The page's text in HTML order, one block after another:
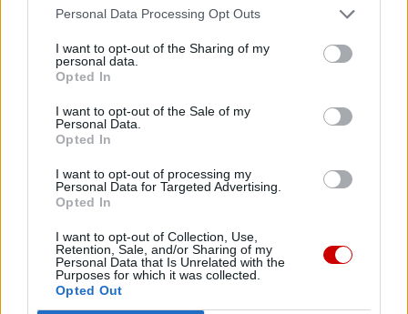
Personal Data Processing Opt Outs
I want to opt-out of the Sharing of my
personal data.
Opted In
I want to opt-out of the Sale of my
Personal Data.
Opted In
I want to opt-out of processing my
Personal Data for Targeted Advertising.
Opted In
I want to opt-out of Collection, Use,
Retention, Sale, and/or Sharing of my
Personal Data that Is Unrelated with the
Purposes for which it was collected.
Opted Out
Facebook
Wersja do druku
ABP JÓZEF KUPNY EUCHARYSTIA
ŚW. TOMASZ Z AKWINU
TEOLOG TEOLOGIA